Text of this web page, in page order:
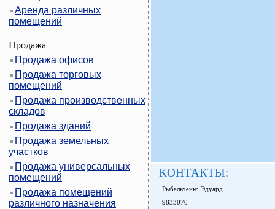
Аренда различных
помещений
Продажа
Продажа офисов
Продажа торговых
помещений
Продажа производственных
складов
Продажа зданий
Продажа земельных
участков
Продажа универсальных
помещений
Продажа помещений
различного назначения
КОНТАКТЫ:
Рыбальченко Эдуард
9833070